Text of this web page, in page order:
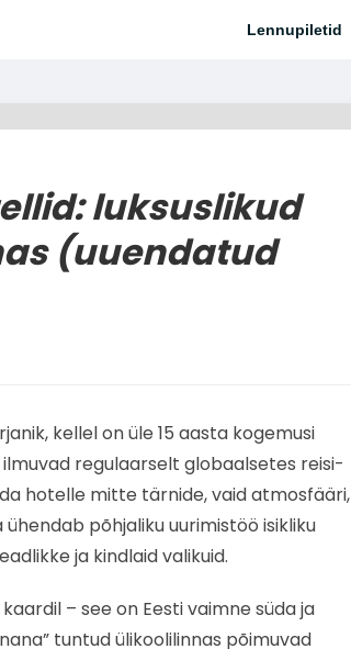
Lennupiletid
luksuslikud
(uuendatud
kellel on üle 15 aasta kogemusi
regulaarselt globaalsetes reisi-
hotelle mitte tärnide, vaid atmosfääri,
põhjaliku uurimistöö isikliku
ja kindlaid valikuid.
– see on Eesti vaimne süda ja
tuntud ülikoolilinnas põimuvad